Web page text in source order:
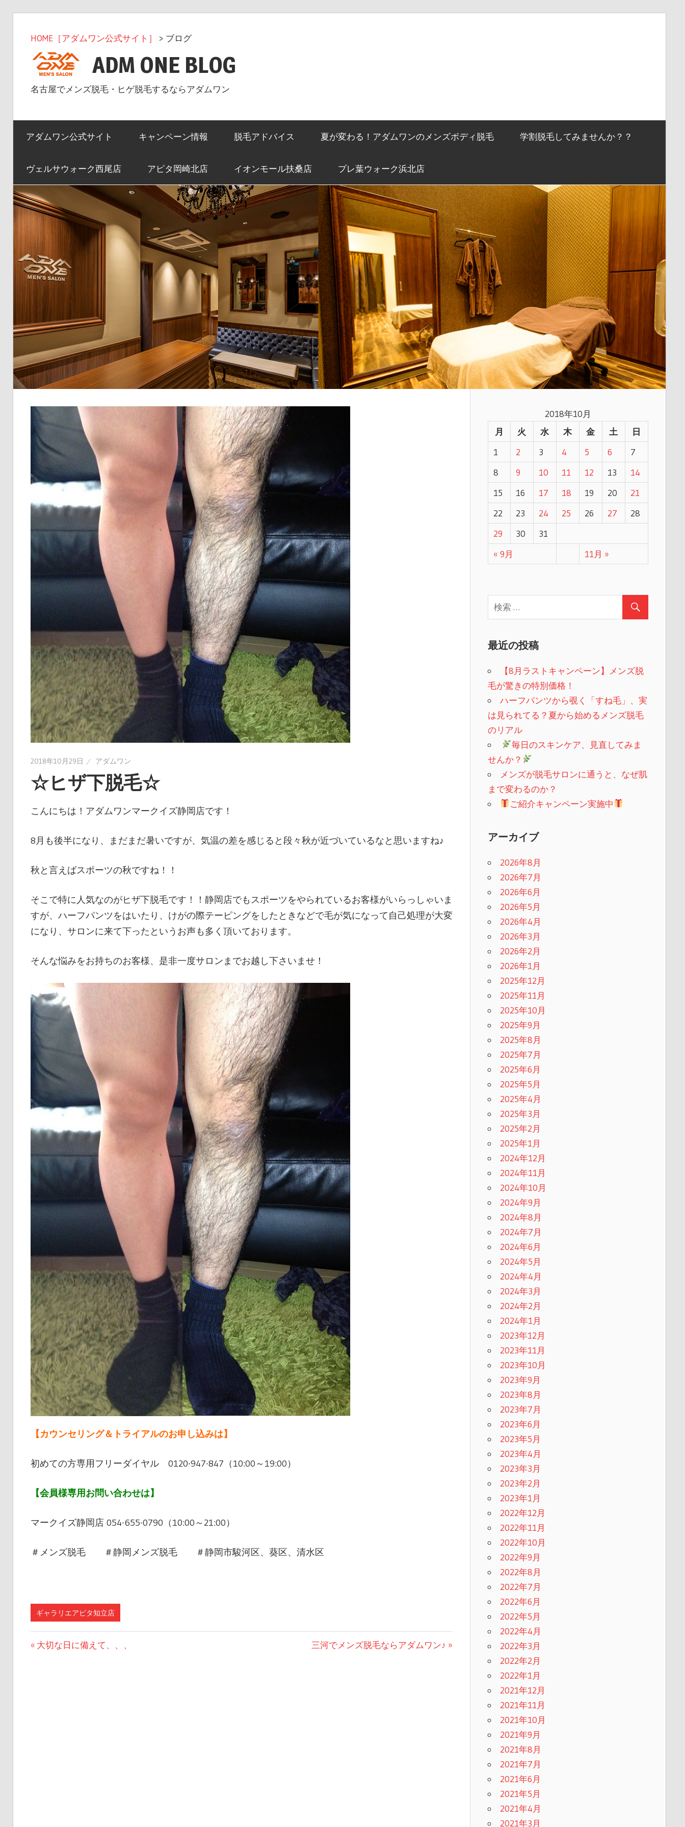
キ
HOME［アダムワン公式サイト］ > ブログ
ADM ONE BLOG
名古屋でメンズ脱毛・ヒゲ脱毛するならアダムワン
アダムワン公式サイト キャンペーン情報 脱毛アドバイス 夏が変わる！アダムワンのメンズボディ脱毛 学割脱毛してみませんか？？
ヴェルサウォーク西尾店 アピタ岡崎北店 イオンモール扶桑店 プレ葉ウォーク浜北店
2018年10月29日 アダムワン
☆ヒザ下脱毛☆
こんにちは！アダムワンマークイズ静岡店です！
8月も後半になり、まだまだ暑いですが、気温の差を感じると段々秋が近づいているなと思いますね♪
秋と言えばスポーツの秋ですね！！
そこで特に人気なのがヒザ下脱毛です！！静岡店でもスポーツをやられているお客様がいらっしゃいま
すが、ハーフパンツをはいたり、けがの際テーピングをしたときなどで毛が気になって自己処理が大変
になり、サロンに来て下ったというお声も多く頂いております。
そんな悩みをお持ちのお客様、是非一度サロンまでお越し下さいませ！
【カウンセリング＆トライアルのお申し込みは】
初めての方専用フリーダイヤル 0120-947-847（10:00～19:00）
【会員様専用お問い合わせは】
マークイズ静岡店 054-655-0790（10:00～21:00）
＃メンズ脱毛 ＃静岡メンズ脱毛 ＃静岡市駿河区、葵区、清水区
ギャラリエアピタ知立店
前
大切な日に備えて、、、
次
三河でメンズ脱毛ならアダムワン♪
2018年10月
月
火 水 木 金 土 日
« 9月 11月 »
1 2 3 4 5 6
7
8
9 10 11 12 13
14
15
16 17 18 19 20
21
22
23 24 25 26 27
28
29
30 31
最近の投稿
【8月ラストキャンペーン】メンズ脱
毛が驚きの特別価格！
ハーフパンツから覗く「すね毛」、実
は見られてる？夏から始めるメンズ脱毛
のリアル
毎日のスキンケア、見直してみま
せんか？
メンズが脱毛サロンに通うと、なぜ肌
まで変わるのか？
ご紹介キャンペーン実施中
アーカイブ
2026年8月
2026年7月
2026年6月
2026年5月
2026年4月
2026年3月
2026年2月
2026年1月
2025年12月
2025年11月
2025年10月
2025年9月
2025年8月
2025年7月
2025年6月
2025年5月
2025年4月
2025年3月
2025年2月
2025年1月
2024年12月
2024年11月
2024年10月
2024年9月
2024年8月
2024年7月
2024年6月
2024年5月
2024年4月
2024年3月
2024年2月
2024年1月
2023年12月
2023年11月
2023年10月
2023年9月
2023年8月
2023年7月
2023年6月
2023年5月
2023年4月
2023年3月
2023年2月
2023年1月
2022年12月
2022年11月
2022年10月
2022年9月
2022年8月
2022年7月
2022年6月
2022年5月
2022年4月
2022年3月
2022年2月
2022年1月
2021年12月
2021年11月
2021年10月
2021年9月
2021年8月
2021年7月
2021年6月
2021年5月
2021年4月
2021年3月